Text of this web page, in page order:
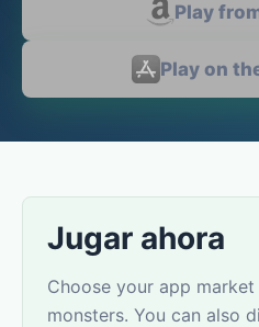
Play
Play on
Jugar ahora
Choose your app
monsters. You can also